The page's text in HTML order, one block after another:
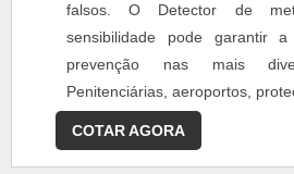
falsos. O Detector de
sensibilidade pode garantir
prevenção nas mais
Penitenciárias, aeroportos,
COTAR AGORA